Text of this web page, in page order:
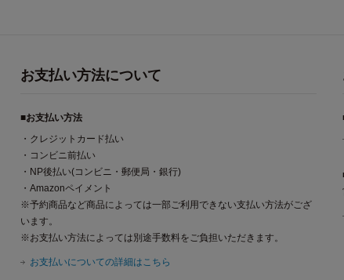
お支払い方法について
■お支払い方法
・クレジットカード払い
・コンビニ前払い
・NP後払い(コンビニ・郵便局・銀行)
・Amazonペイメント
※予約商品など商品によっては一部ご利用できない支払い方法がござ
います。
※お支払い方法によっては別途手数料をご負担いただきます。
お支払いについての詳細はこちら